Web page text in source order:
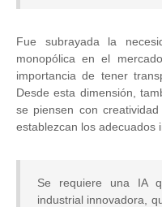
Fue subrayada la
monopólica en el
importancia de tener
Desde esta dimensión,
se piensen con
establezcan los adecuados
Se requiere una IA
industrial innovadora,